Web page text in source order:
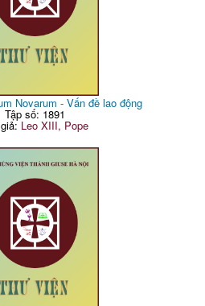
Novarum - Vấn đề lao động
Tập số: 1891
Leo XIII, Pope